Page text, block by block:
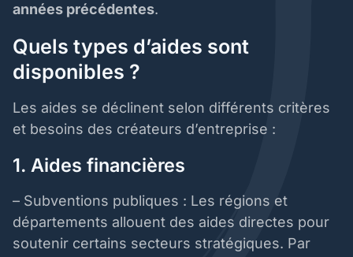
années précédentes.
Quels types d’aides sont
disponibles ?
Les aides se déclinent selon différents critères
et besoins des créateurs d’entreprise :
1. Aides financières
– Subventions publiques : Les régions et
départements allouent des aides directes pour
soutenir certains secteurs stratégiques. Par